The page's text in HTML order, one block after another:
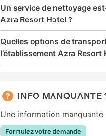
Un service de nettoyage
Azra Resort Hotel ?
Quelles options de
l’établissement Azra Resort
INFO MANQUANTE
Une information
Formulez votre demande